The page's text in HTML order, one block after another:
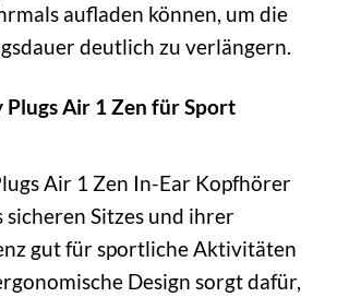
aufladen können, um die
deutlich zu verlängern.
Plugs Air 1 Zen für Sport
Air 1 Zen In-Ear Kopfhörer
sicheren Sitzes und ihrer
gut für sportliche Aktivitäten
Design sorgt dafür,